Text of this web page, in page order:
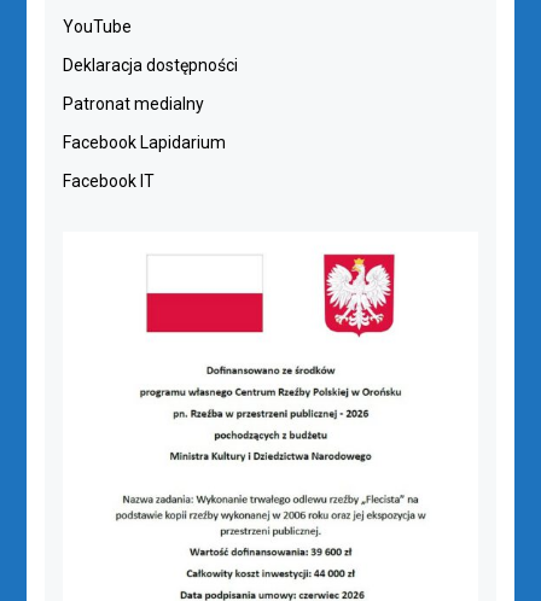
YouTube
Deklaracja dostępności
Patronat medialny
Facebook Lapidarium
Facebook IT